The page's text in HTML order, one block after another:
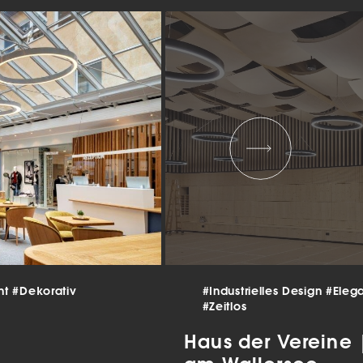
#Dekorativ
#Industrielles Design
#Zeitlos
Haus der
.
Zurück
Statistiken